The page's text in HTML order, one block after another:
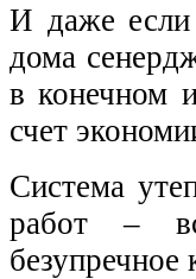
И даже если
дома
в конечном
счет
Система
работ –
безупречное